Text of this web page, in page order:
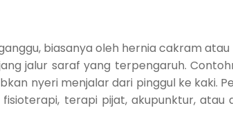
biasanya oleh hernia cakram
jalur saraf yang terpengaruh.
nyeri menjalar dari pinggul ke kaki.
terapi pijat, akupunktur, atau